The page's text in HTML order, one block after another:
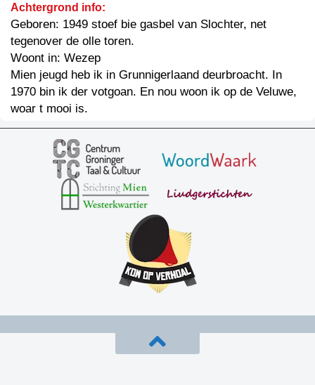
Achtergrond info:
Geboren: 1949 stoef bie gasbel van Slochter, net
tegenover de olle toren.
Woont in: Wezep
Mien jeugd heb ik in Grunnigerlaand deurbroacht. In
1970 bin ik der votgoan. En nou woon ik op de Veluwe,
woar t mooi is.